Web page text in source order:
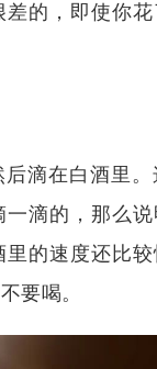
的，即使你
滴在白酒里
滴的，那么
的速度还比
要喝。